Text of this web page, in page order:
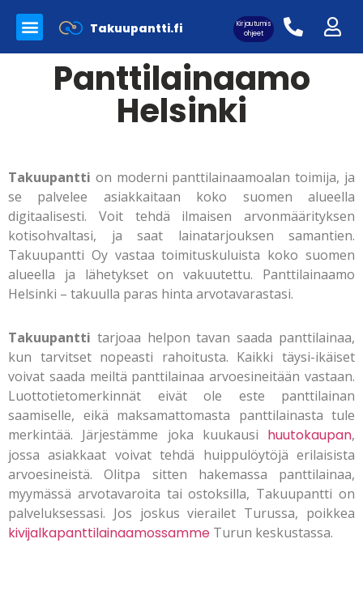
Takuupantti.fi
Kirjautumis
ohjeet
Asiakaskirjautuminen:
Panttilainaamo
Helsinki
Takuupantti on moderni panttilainaamoalan toimija, ja
se palvelee asiakkaitaan koko suomen alueella
digitaalisesti. Voit tehdä ilmaisen arvonmäärityksen
kotisohvaltasi, ja saat lainatarjouksen samantien.
Takuupantti Oy vastaa toimituskuluista koko suomen
alueella ja lähetykset on vakuutettu. Panttilainaamo
Helsinki – takuulla paras hinta arvotavarastasi.
Takuupantti tarjoaa helpon tavan saada panttilainaa,
kun tarvitset nopeasti rahoitusta. Kaikki täysi-ikäiset
voivat saada meiltä panttilainaa arvoesineitään vastaan.
Luottotietomerkinnät eivät ole este panttilainan
saamiselle, eikä maksamattomasta panttilainasta tule
merkintää. Järjestämme joka kuukausi huutokaupan,
jossa asiakkaat voivat tehdä huippulöytöjä erilaisista
arvoesineistä. Olitpa sitten hakemassa panttilainaa,
myymässä arvotavaroita tai ostoksilla, Takuupantti on
palveluksessasi. Jos joskus vierailet Turussa, poikkea
kivijalkapanttilainaamossamme Turun keskustassa.